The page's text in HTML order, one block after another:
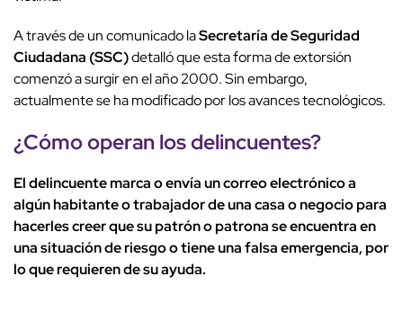
A través de un comunicado laSecretaría de Seguridad
Ciudadana (SSC)detalló que esta forma de extorsión
comenzó a surgir en el año 2000. Sin embargo,
actualmente se ha modificado por los avances tecnológicos.
¿Cómo operan los delincuentes?
El delincuente marca o envía un correo electrónico a
algún habitante o trabajador de una casa o negocio para
hacerles creer que su patrón o patrona se encuentra en
una situación de riesgo o tiene una falsa emergencia, por
lo que requieren de su ayuda.